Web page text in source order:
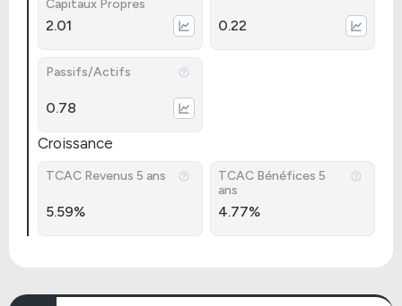
Capitaux Propres
2.01 0.22
Passifs/Actifs
0.78
Croissance
TCAC Revenus 5 ans
5.59%
TCAC Bénéfices 5
ans
4.77%